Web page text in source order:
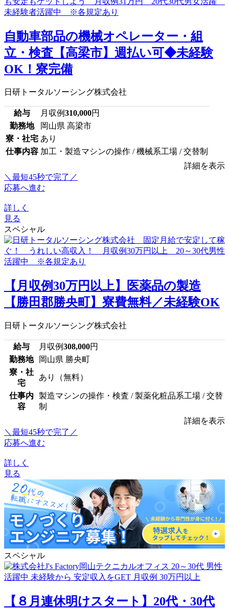
自動車部品の機械オペレーター・組
立・検査【高梁市】週払い可◆未経験
OK！寮完備
日研トータルソーシング株式会社
給与 月収例310,000円
勤務地
岡山県 高梁市
寮・社宅 あり
仕事内容 加工・製造マシンの操作 / 機械系工場 / 交替制
詳細を表示
＼最短45秒で完了／
応募へ進む
詳しく
見る
スペシャル
【月収例30万円以上】医薬品の製造
【勝田郡勝央町】寮費無料／未経験OK
日研トータルソーシング株式会社
給与 月収例308,000円
勤務地
岡山県 勝央町
寮・社
宅
あり（無料）
仕事内
容
製造マシンの操作・検査 / 製薬化粧品系工場 / 交替
制
詳細を表示
＼最短45秒で完了／
応募へ進む
詳しく
見る
スペシャル
【８月連休明けスタート】20代・30代